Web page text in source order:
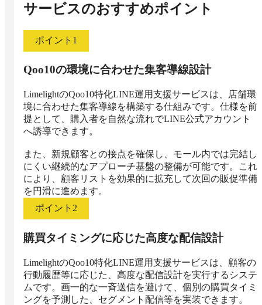
サービスのおすすめポイント
ポイント 1
Qoo10の環境に合わせた集客導線設計
LimelightのQoo10特化LINE運用支援サービスは、店舗環
境に合わせた集客導線を構築する仕組みです。仕様を前
提として、購入者を自然な流れでLINE公式アカウント
へ誘導できます。
また、新規顧客との接点を確保し、モール内では完結し
にくい継続的なアプローチ基盤の整備が可能です。これ
により、顧客リストを効果的に拡充して次回の販促準備
を円滑に進めます。
ポイント 2
購買タイミングに応じた高度な配信設計
LimelightのQoo10特化LINE運用支援サービスは、顧客の
行動履歴等に応じた、高度な配信設計を実行するシステ
ムです。画一的な一斉送信を避けて、個別の購買タイミ
ングを予測した、セグメント配信等を実装できます。